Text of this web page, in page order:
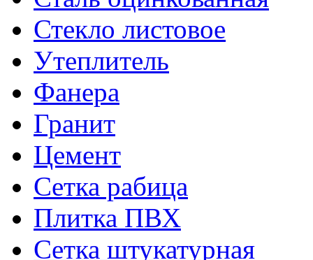
Стекло листовое
Утеплитель
Фанера
Гранит
Цемент
Сетка рабица
Плитка ПВХ
Сетка штукатурная